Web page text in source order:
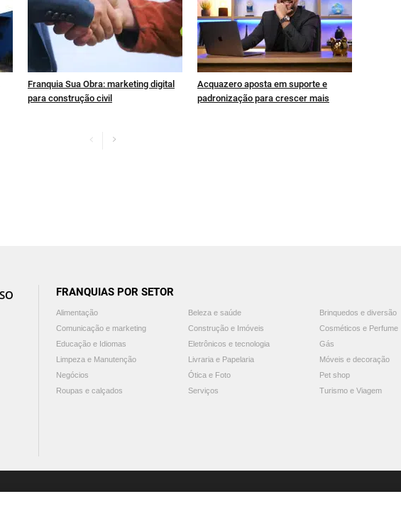
Franquia Sua Obra: marketing digital
para construção civil
Acquazero aposta em suporte e
padronização para crescer mais
FRANQUIAS POR SETOR
Alimentação Beleza e saúde
Brinquedos e diversão
Comunicação e marketing
Construção e Imóveis
Cosméticos e Perfume
Educação e Idiomas
Eletrônicos e tecnologia
Gás
Limpeza e Manutenção
Livraria e Papelaria
Móveis e decoração
Negócios
Ótica e Foto
Pet shop
Roupas e calçados
Serviços Turismo e Viagem